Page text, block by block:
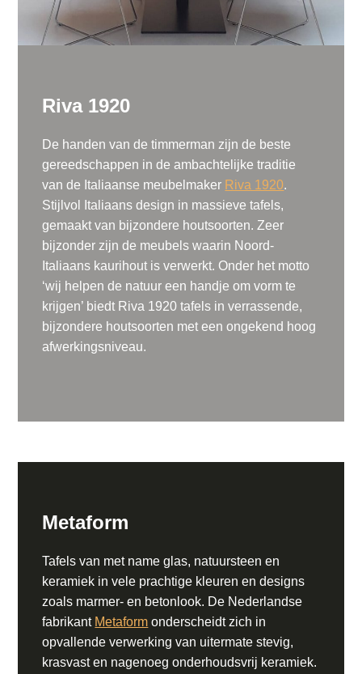
Riva 1920
De handen van de timmerman zijn de beste
gereedschappen in de ambachtelijke traditie
van de Italiaanse meubelmaker Riva 1920.
Stijlvol Italiaans design in massieve tafels,
gemaakt van bijzondere houtsoorten. Zeer
bijzonder zijn de meubels waarin Noord-
Italiaans kaurihout is verwerkt. Onder het motto
‘wij helpen de natuur een handje om vorm te
krijgen’ biedt Riva 1920 tafels in verrassende,
bijzondere houtsoorten met een ongekend hoog
afwerkingsniveau.
Metaform
Tafels van met name glas, natuursteen en
keramiek in vele prachtige kleuren en designs
zoals marmer- en betonlook. De Nederlandse
fabrikant Metaform onderscheidt zich in
opvallende verwerking van uitermate stevig,
krasvast en nagenoeg onderhoudsvrij keramiek.